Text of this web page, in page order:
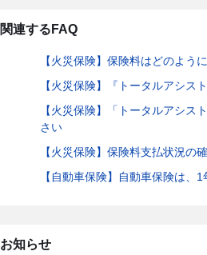
関連するFAQ
【火災保険】保険料はどのよう
【火災保険】『トータルアシス
【火災保険】「トータルアシス
さい
【火災保険】保険料支払状況の
【自動車保険】自動車保険は、
お知らせ